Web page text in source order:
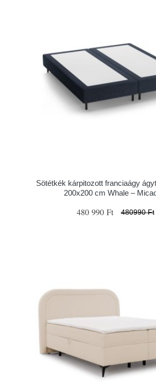
Sötétkék kárpitozott franciaágy
200x200 cm Whale –
480 990 Ft 480990 Ft